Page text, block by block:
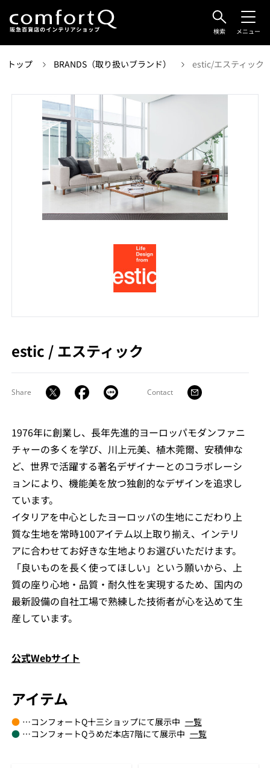
検索 メニュー
トップ BRANDS（取り扱いブランド） estic/エスティック
estic / エスティック
Share Contact
1976年に創業し、長年先進的ヨーロッパモダンファニ
チャーの多くを学び、川上元美、植木莞爾、安積伸な
ど、世界で活躍する著名デザイナーとのコラボレーシ
ョンにより、機能美を放つ独創的なデザインを追求し
ています。
イタリアを中心としたヨーロッパの生地にこだわり上
質な生地を常時100アイテム以上取り揃え、インテリ
アに合わせてお好きな生地よりお選びいただけます。
「良いものを長く使ってほしい」という願いから、上
質の座り心地・品質・耐久性を実現するため、国内の
最新設備の自社工場で熟練した技術者が心を込めて生
産しています。
公式Webサイト
アイテム
●…コンフォートQ十三ショップにて展示中 一覧
●…コンフォートQうめだ本店7階にて展示中 一覧